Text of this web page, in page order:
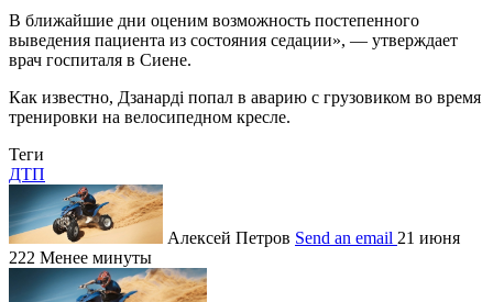
В ближайшие дни оценим возможность постепенного
выведения пациента из состояния седации», — утверждает
врач госпиталя в Сиене.
Как известно, Дзанарді попал в аварию с грузовиком во время
тренировки на велосипедном кресле.
Теги
ДТП
Алексей Петров Send an email 21 июня
222 Менее минуты